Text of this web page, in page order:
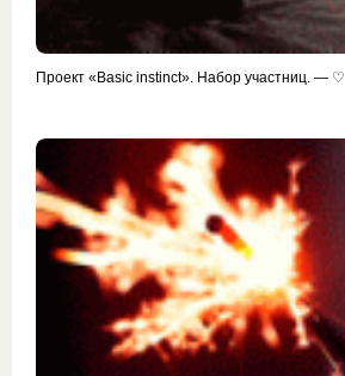
Проект «Basic instinct». Набор участниц. — ♡